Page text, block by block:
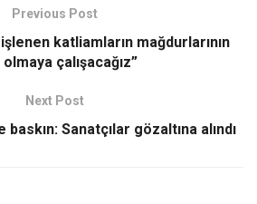
Previous Post
katliamların mağdurlarının
çalışacağız”
Next Post
Sanatçılar gözaltına alındı